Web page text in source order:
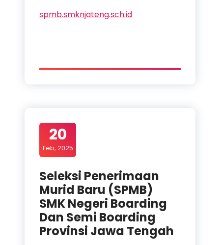
spmb.smknjateng.sch.id
20
Feb, 2025
Seleksi Penerimaan
Murid Baru (SPMB)
SMK Negeri Boarding
Dan Semi Boarding
Provinsi Jawa Tengah